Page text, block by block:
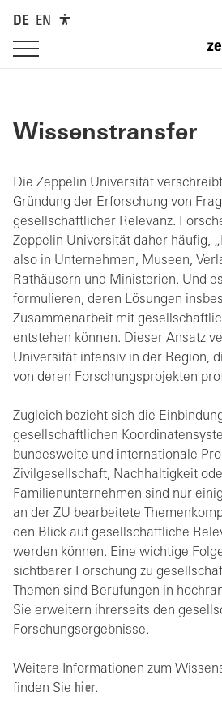
DE EN
Wissenstransfer
Die Zeppelin Universität
Gründung der Erforschung von
gesellschaftlicher Relevanz.
Zeppelin Universität daher häufig,
also in Unternehmen, Museen,
Rathäusern und Ministerien. Und
formulieren, deren Lösungen
Zusammenarbeit mit
entstehen können. Dieser Ansatz
Universität intensiv in der Region,
von deren Forschungsprojekten
Zugleich bezieht sich die
gesellschaftlichen
bundesweite und internationale
Zivilgesellschaft, Nachhaltigkeit
Familienunternehmen sind nur
an der ZU bearbeitete
den Blick auf gesellschaftliche
werden können. Eine wichtige
sichtbarer Forschung zu
Themen sind Berufungen in
Sie erweitern ihrerseits den
Forschungsergebnisse.
Weitere Informationen zum
finden Sie hier.